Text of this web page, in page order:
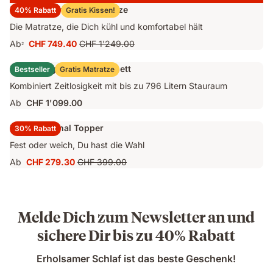
40% Rabatt
Gratis Kissen!
Emma Original Pro Matratze
Die Matratze, die Dich kühl und komfortabel hält
Ab2
Preis
CHF 749.40
CHF 749.40 Ursprünglicher
Preis
CHF 1'249.00
CHF 1'249.00
Bestseller Gratis Matratze
Emma Original Stauraumbett
Kombiniert Zeitlosigkeit mit bis zu 796 Litern Stauraum
Ab CHF 1'099.00
30% Rabatt
Emma Original Topper
Fest oder weich, Du hast die Wahl
Ab Preis
CHF 279.30 Ursprünglicher
CHF 399.00
Melde Dich zum Newsletter an und
sichere Dir bis zu 40% Rabatt
Erholsamer Schlaf ist das beste Geschenk!